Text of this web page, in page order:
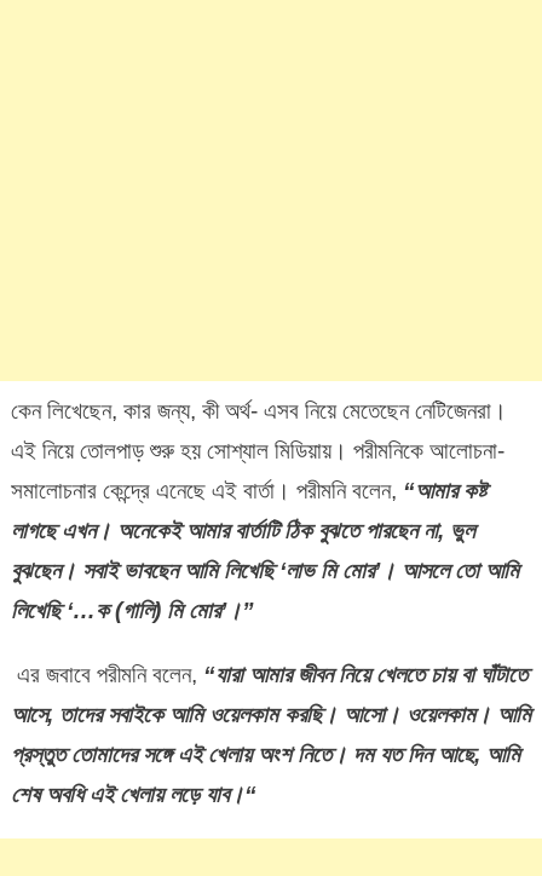
কেন লিখেছেন, কার জন্য, কী অর্থ- এসব নিয়ে মেতেছেন নেটিজেনরা।
এই নিয়ে তোলপাড় শুরু হয় সোশ্যাল মিডিয়ায়। পরীমনিকে আলোচনা-
সমালোচনার কেন্দ্রে এনেছে এই বার্তা। পরীমনি বলেন, “আমার কষ্ট
লাগছে এখন। অনেকেই আমার বার্তাটি ঠিক বুঝতে পারছেন না, ভুল
বুঝছেন। সবাই ভাবছেন আমি লিখেছি ‘লাভ মি মোর’। আসলে তো আমি
লিখেছি ‘…ক(গালি) মি মোর’।”
এর জবাবে পরীমনি বলেন, “যারা আমার জীবন নিয়ে খেলতে চায় বা ঘাঁটাতে
আসে, তাদের সবাইকে আমি ওয়েলকাম করছি। আসো। ওয়েলকাম। আমি
প্রস্তুত তোমাদের সঙ্গে এই খেলায় অংশ নিতে। দম যত দিন আছে, আমি
শেষ অবধি এই খেলায় লড়ে যাব।“